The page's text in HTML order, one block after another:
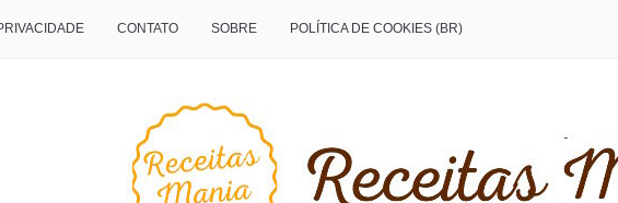
CONTATO SOBRE POLÍTICA DE COOKIES (BR)